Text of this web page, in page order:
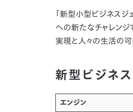
「新型小型ビジネス
への新たなチャレン
実現と人々の生活の
新型ビジネ
エンジン